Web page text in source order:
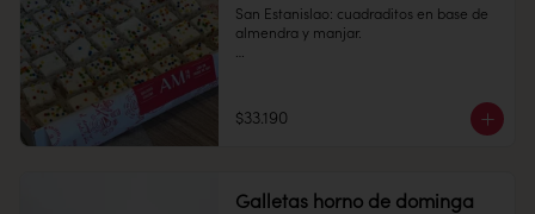
San Estanislao: cuadraditos en base de
almendra y manjar.
Conservación: Mantener sellado en un
lugar fresco y seco , entre 10-18 °C, 65%
$33.190
Galletas horno de dominga